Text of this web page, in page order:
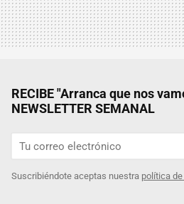
RECIBE "Arranca que nos
NEWSLETTER SEMANAL
Suscribiéndote aceptas nuestra política